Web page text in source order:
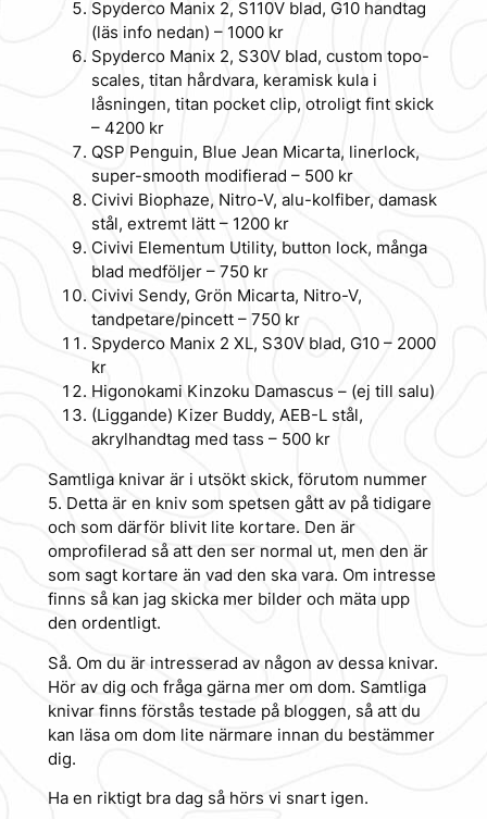
Spyderco Manix 2, S110V blad, G10 handtag
(läs info nedan) – 1000 kr
Spyderco Manix 2, S30V blad, custom topo-
scales, titan hårdvara, keramisk kula i
låsningen, titan pocket clip, otroligt fint skick
– 4200 kr
QSP Penguin, Blue Jean Micarta, linerlock,
super-smooth modifierad – 500 kr
Civivi Biophaze, Nitro-V, alu-kolfiber, damask
stål, extremt lätt – 1200 kr
Civivi Elementum Utility, button lock, många
blad medföljer – 750 kr
Civivi Sendy, Grön Micarta, Nitro-V,
tandpetare/pincett – 750 kr
Spyderco Manix 2 XL, S30V blad, G10 – 2000
kr
Higonokami Kinzoku Damascus – (ej till salu)
(Liggande) Kizer Buddy, AEB-L stål,
akrylhandtag med tass – 500 kr
Samtliga knivar är i utsökt skick, förutom nummer
5. Detta är en kniv som spetsen gått av på tidigare
och som därför blivit lite kortare. Den är
omprofilerad så att den ser normal ut, men den är
som sagt kortare än vad den ska vara. Om intresse
finns så kan jag skicka mer bilder och mäta upp
den ordentligt.
Så. Om du är intresserad av någon av dessa knivar.
Hör av dig och fråga gärna mer om dom. Samtliga
knivar finns förstås testade på bloggen, så att du
kan läsa om dom lite närmare innan du bestämmer
dig.
Ha en riktigt bra dag så hörs vi snart igen.